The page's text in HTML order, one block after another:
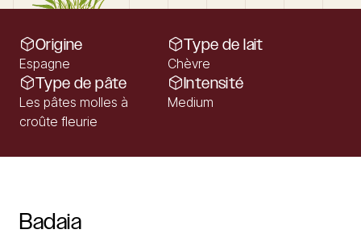
Origine
Espagne
Type de lait
Chèvre
Type de pâte
Les pâtes molles à
croûte fleurie
Intensité
Medium
Badaia